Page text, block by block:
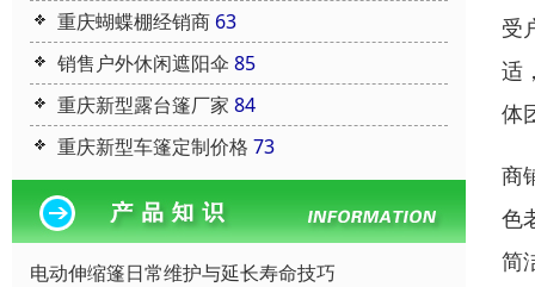
重庆蝴蝶棚经销商 63
销售户外休闲遮阳伞 85
重庆新型露台篷厂家 84
重庆新型车篷定制价格 73
电动伸缩篷日常维护与延长寿命技巧
受
适
体
商
色
简